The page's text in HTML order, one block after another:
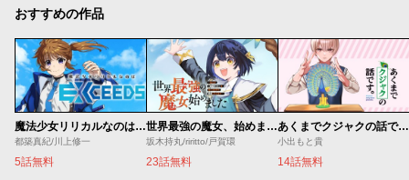
おすすめの作品
魔法少女リリカルなのは EXCEEDS
都築真紀/川上修一
5話無料
世界最強の魔女、始めました ～私だけ『攻略サイト』を見れる世界で自由に生きます～
坂木持丸/riritto/戸賀環
23話無料
あくまでクジャクの話です。
小出もと貴
14話無料